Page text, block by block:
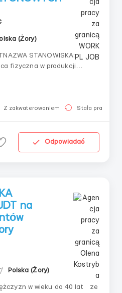
(Żory)
STANOWISKA:
fizyczna w produkcji
III zakład – Boczna
Z zakwaterowaniem Stała praca
Odpowiadać
na
Polska (Żory)